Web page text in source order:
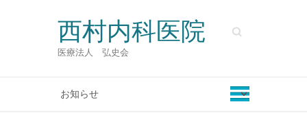
Search
西村内科医院
医療法人 弘史会